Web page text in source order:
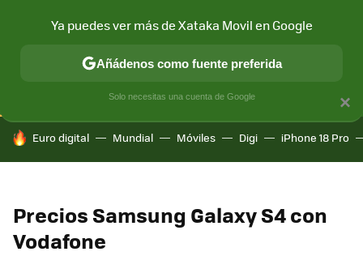
CONECTIVIDAD MÓVIL Y SOCIEDAD APLICACIONES
HOY SE HABLA DE
Euro digital Mundial Móviles Digi iPhone 18 Pro
Precios Samsung Galaxy S4 con
Vodafone
×
Ya puedes ver más de Xataka Movil en Google
Añádenos como fuente preferida
Solo necesitas una cuenta de Google